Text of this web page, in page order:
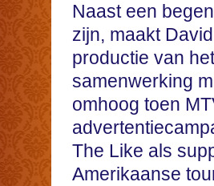
Naast een
zijn, maakt
productie van
samenwerking
omhoog toen
The Like als
Amerikaanse